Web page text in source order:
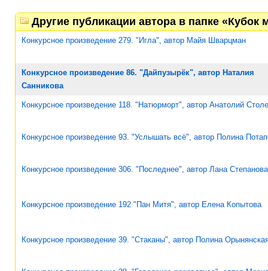
Другие публикации автора в папке «Кубок
Конкурсное произведение 279. "Игла", автор Майя Шварцман
Конкурсное произведение 86. "Дайпузырёк", автор Наталия
Санникова
Конкурсное произведение 118. "Натюрморт", автор Анатолий
Конкурсное произведение 93. "Услышать всё", автор Полина
Конкурсное произведение 306. "Последнее", автор Лана Степанова
Конкурсное произведение 192 "Пан Митя", автор Елена Копытова
Конкурсное произведение 39. "Стаканы", автор Полина